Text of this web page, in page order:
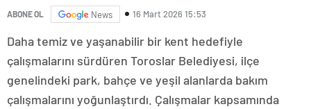
ABONE OL News 16 Mart 2026 15:53
Daha temiz ve yaşanabilir bir kent hedefiyle
çalışmalarını sürdüren Toroslar Belediyesi, ilçe
genelindeki park, bahçe ve yeşil alanlarda bakım
çalışmalarını yoğunlaştırdı. Çalışmalar kapsamında